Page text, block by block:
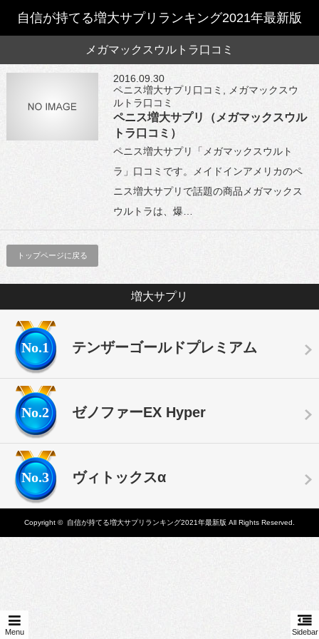
自信が持てる増大サプリランキング2021年最新版
Menu Sidebar
メガマックスウルトラ口コミ
2016.09.30
ペニス増大サプリ口コミ
メガマックスウ
ルトラ口コミ
ペニス増大サプリ（メガマックスウル
トラ口コミ）
ペニス増大サプリ「メガマックスウルト
ラ」口コミです。メイドインアメリカのペ
ニス増大サプリで話題の商品メガマックス
ウルトラは、爆…
トップページに戻る
増大サプリ
No.1 テンザーゴールドプレミアム
No.2 ゼノファーEX Hyper
No.3 ヴィトックスα
Copyright © 自信が持てる増大サプリランキング2021年最新版 All Rights Reserved.